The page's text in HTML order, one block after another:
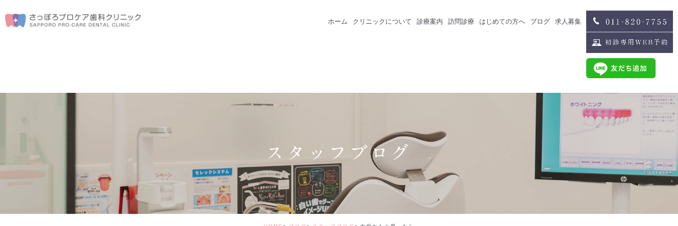
ホーム クリニックについて 診療案内
矯正治療
ホワイトニング
訪問診療 はじめての方へ ブログ 求人募集
歯科衛生士募集
スタッフインタビュー
スタッフブログ